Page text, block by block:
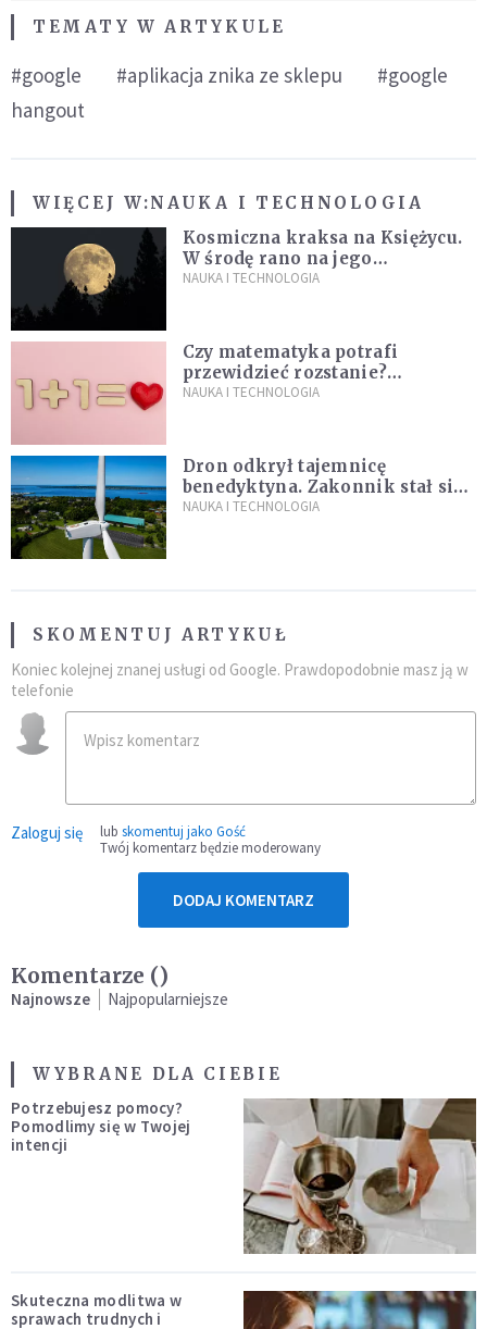
TEMATY W ARTYKULE
#google #aplikacja znika ze sklepu
#google
hangout
WIĘCEJ W:NAUKA I TECHNOLOGIA
Kosmiczna kraksa na Księżycu.
W środę rano na jego
powierzchni dojdzie do
NAUKA I TECHNOLOGIA
Czy matematyka potrafi
przewidzieć rozstanie?
Naukowcy stworzyli model
NAUKA I TECHNOLOGIA
Dron odkrył tajemnicę
benedyktyna. Zakonnik stał się
sławny
NAUKA I TECHNOLOGIA
SKOMENTUJ ARTYKUŁ
Koniec kolejnej znanej usługi od Google. Prawdopodobnie masz ją w
telefonie
Zaloguj się lub skomentuj jako Gość
Twój komentarz będzie moderowany
DODAJ KOMENTARZ
Komentarze ()
Najnowsze Najpopularniejsze
WYBRANE DLA CIEBIE
Potrzebujesz pomocy?
Pomodlimy się w Twojej
intencji
Skuteczna modlitwa w
sprawach trudnych i